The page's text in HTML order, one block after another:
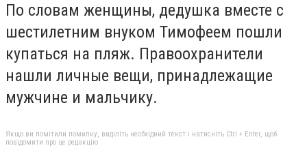
По словам женщины, дедушка вместе с
шестилетним внуком Тимофеем пошли
купаться на пляж. Правоохранители
нашли личные вещи, принадлежащие
мужчине и мальчику.
Якщо ви помітили помилку, виділіть необхідний текст і натисніть Ctrl + Enter, щоб
повідомити про це редакцію